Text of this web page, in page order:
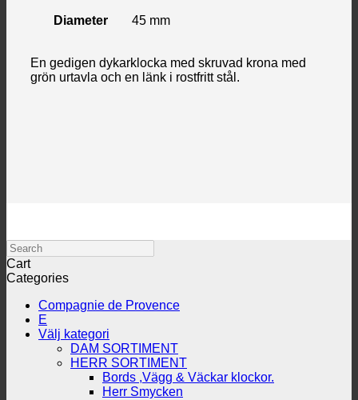
Diameter 45 mm
En gedigen dykarklocka med skruvad krona med
grön urtavla och en länk i rostfritt stål.
Search
Cart
Categories
Compagnie de Provence
E
Välj kategori
DAM SORTIMENT
HERR SORTIMENT
Bords ,Vägg & Väckar klockor.
Herr Smycken